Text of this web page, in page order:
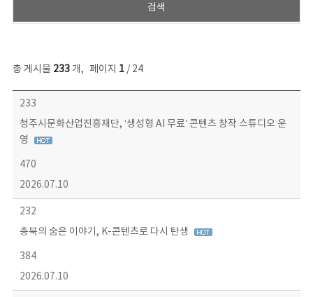
총 게시물 233개, 페이지 1/ 24
보도자료 목록 - 번호, 제목, 작성자, 파일, 조회수, 작성일 정보 제공
233
청주시문화산업진흥재단, ‘생성형 AI 무료’ 콘텐츠 창작 스튜디오 운
영
470
2026.07.10
232
충북의 숨은 이야기, K-콘텐츠로 다시 탄생
384
2026.07.10